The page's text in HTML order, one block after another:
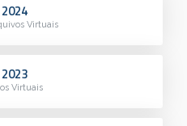
Virtuais
Virtuais